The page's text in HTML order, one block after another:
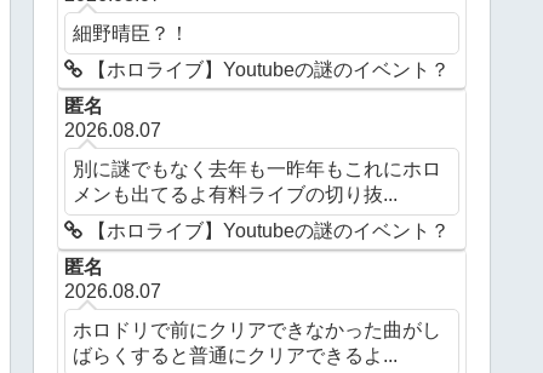
細野晴臣？！
【ホロライブ】Youtubeの謎のイベント？
匿名
2026.08.07
別に謎でもなく去年も一昨年もこれにホロ
メンも出てるよ有料ライブの切り抜...
【ホロライブ】Youtubeの謎のイベント？
匿名
2026.08.07
ホロドリで前にクリアできなかった曲がし
ばらくすると普通にクリアできるよ...